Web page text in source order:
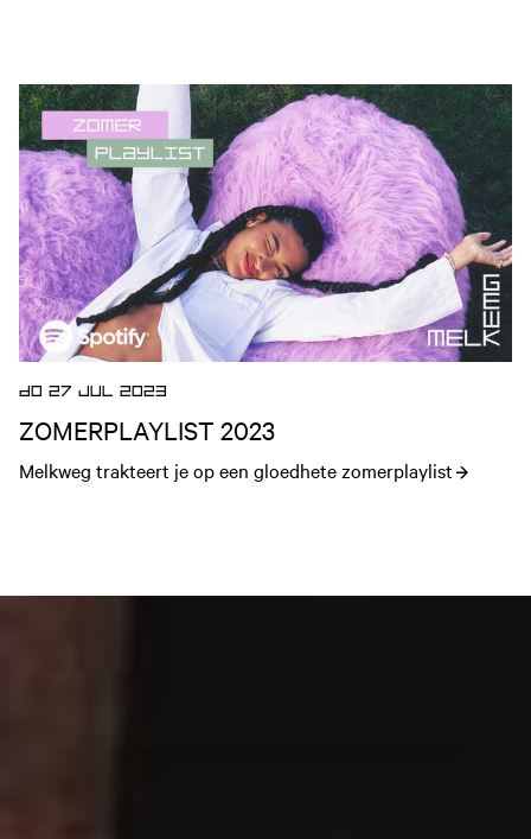
Open nieuws artikel
DO 27 JUL 2023
ZOMERPLAYLIST 2023
Melkweg trakteert je op een gloedhete zomerplaylist